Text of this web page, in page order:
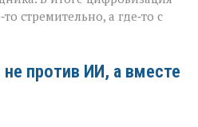
стремительно, а где‑то с
против ИИ, а вместе